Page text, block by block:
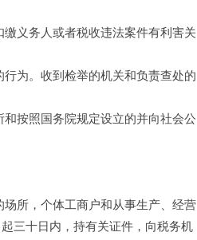
务人或者税收违法案件有利害关
。收到检举的机关和负责查处的
照国务院规定设立的并向社会公
所，个体工商户和从事生产、经营
三十日内，持有关证件，向税务机